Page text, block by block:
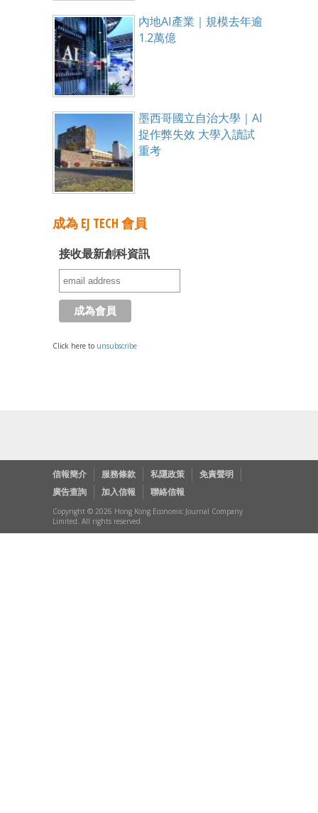
內地AI產業｜規模去年逾
1.2萬億
墨西哥國立自治大學｜AI
捉作弊失效 大學入讀試
重考
成為 EJ TECH 會員
接收最新創科資訊
Click here to unsubscribe
信報簡介 服務條款 私隱政策
免責聲明
廣告查詢
加入信報 聯絡信報
Copyright © 2026 Hong Kong Economic Journal Company
Limited. All rights reserved.